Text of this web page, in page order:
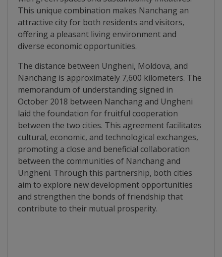
Monumente
arhitecturale
Personalități
marcante
Sportivi
de
performanță
Orașul
în
imagini
This unique combination makes Nanchang an
attractive city for both residents and visitors,
offering a pleasant living environment and
diverse economic opportunities.
The distance between Ungheni, Moldova, and
Nanchang is approximately 7,600 kilometers. The
memorandum of understanding signed in
October 2018 between Nanchang and Ungheni
laid the foundation for fruitful cooperation
between the two cities. This agreement facilitates
cultural, economic, and technological exchanges,
promoting a close and beneficial collaboration
between the communities of Nanchang and
Ungheni. Through this partnership, both cities
aim to explore new development opportunities
and strengthen the bonds of friendship that
contribute to their mutual prosperity.